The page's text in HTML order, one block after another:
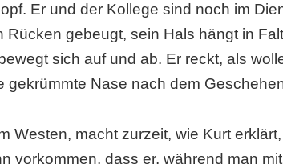
Er und der Kollege sind noch im
Rücken gebeugt, sein Hals hängt in
sich auf und ab. Er reckt, als
gekrümmte Nase nach dem
Westen, macht zurzeit, wie Kurt
vorkommen, dass er, während man